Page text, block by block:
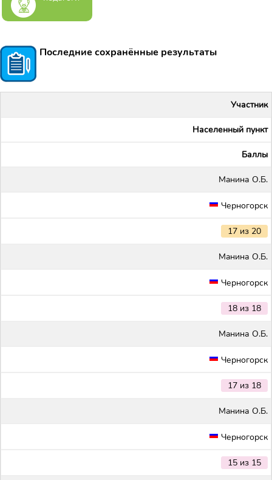
Последние сохранённые результаты
Участник
Населенный пункт
Баллы
Maнина О.Б.
Черногорск
17 из 20
Maнина О.Б.
Черногорск
18 из 18
Maнина О.Б.
Черногорск
17 из 18
Maнина О.Б.
Черногорск
15 из 15